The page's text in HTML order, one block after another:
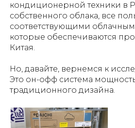
кондиционерной техники в
собственного облака, все
соответствующими
которые обеспечиваются
Китая.
Но, давайте, вернемся к
Это он-офф система
традиционного дизайна.